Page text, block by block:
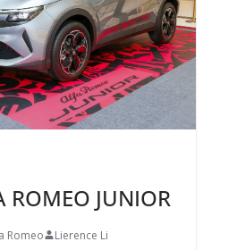
ROMEO JUNIOR
Romeo Lierence Li